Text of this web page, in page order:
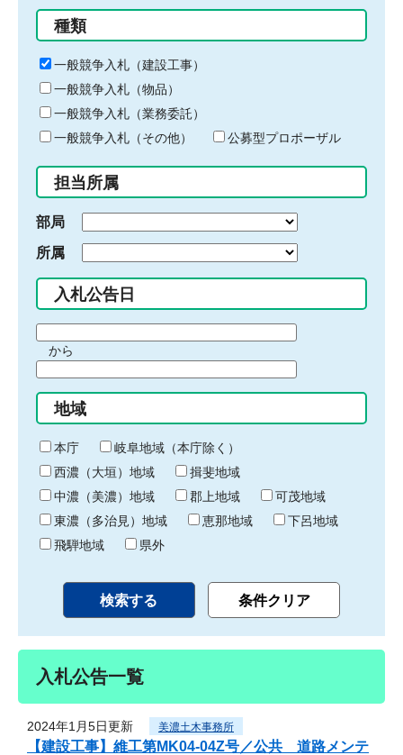
る
キ
ー
ワ
ー
ド
入
力
種類
一般競争入札（建設工事）
一般競争入札（物品）
一般競争入札（業務委託）
一般競争入札（その他）
公募型プロポーザル
担当所属
部局
所属
入札公告日
間
始
り
から
間
終
わ
り
地域
本庁
岐阜地域（本庁除く）
西濃（大垣）地域
揖斐地域
中濃（美濃）地域
郡上地域
可茂地域
東濃（多治見）地域
恵那地域
下呂地域
飛騨地域
県外
入札公告一覧
2024年1月5日更新 美濃土木事務所
【建設工事】維工第MK04-04Z号／公共 道路メンテ